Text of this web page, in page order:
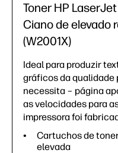
Toner HP
Ciano de elevado
(W2001X)
Ideal para produzir
gráficos da qualidade
necessita – página
as velocidades para
impressora foi
Cartuchos de
elevada